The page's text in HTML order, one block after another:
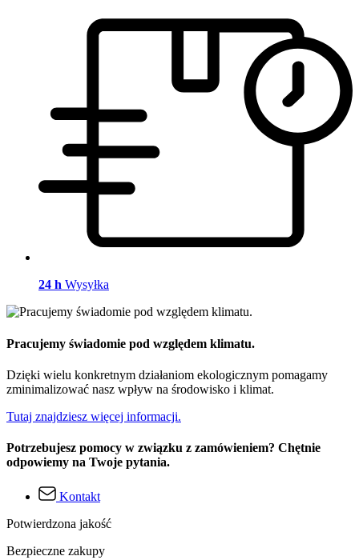
24 h Wysyłka
Pracujemy świadomie pod względem klimatu.
Dzięki wielu konkretnym działaniom ekologicznym pomagamy
zminimalizować nasz wpływ na środowisko i klimat.
Tutaj znajdziesz więcej informacji.
Potrzebujesz pomocy w związku z zamówieniem? Chętnie
odpowiemy na Twoje pytania.
Kontakt
Potwierdzona jakość
Bezpieczne zakupy